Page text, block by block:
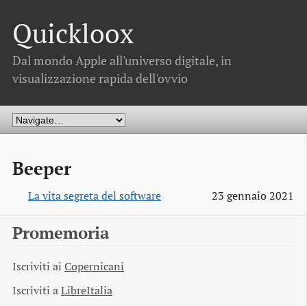
Quickloox
Dal mondo Apple all'universo digitale, in
visualizzazione rapida dell'ovvio
Beeper
La vita segreta del software 23 gennaio 2021
Promemoria
Iscriviti ai Copernicani
Iscriviti aLibreItalia